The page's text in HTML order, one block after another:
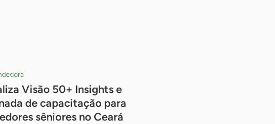
Visão 50+ Insights e
de capacitação para
sêniores no Ceará